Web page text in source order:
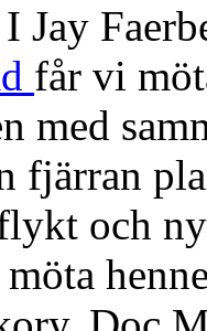
Jay
får vi
med
fjärran
och